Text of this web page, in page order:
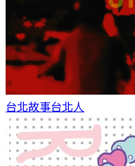
台北故事台北人